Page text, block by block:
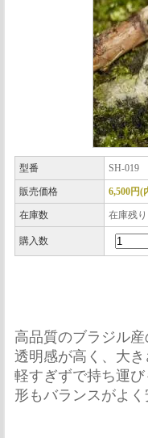
型番 SH-019
販売価格 6,500円(
在庫数 在庫残
購入数
高品質のブラジル
透明感が高く、大
軽すぎずで持ち運
形もバランスがよ